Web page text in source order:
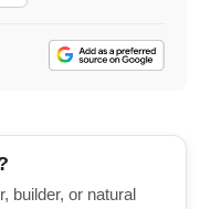
builder, or natural